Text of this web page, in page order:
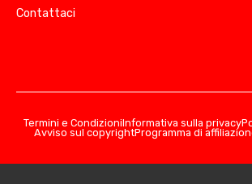
Contattaci
Termini e CondizioniInformativa sulla privacy
Avviso sul copyrightProgramma di